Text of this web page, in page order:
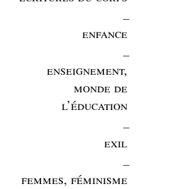
enfance
enseignement,
monde de
l’éducation
exil
femmes, féminisme